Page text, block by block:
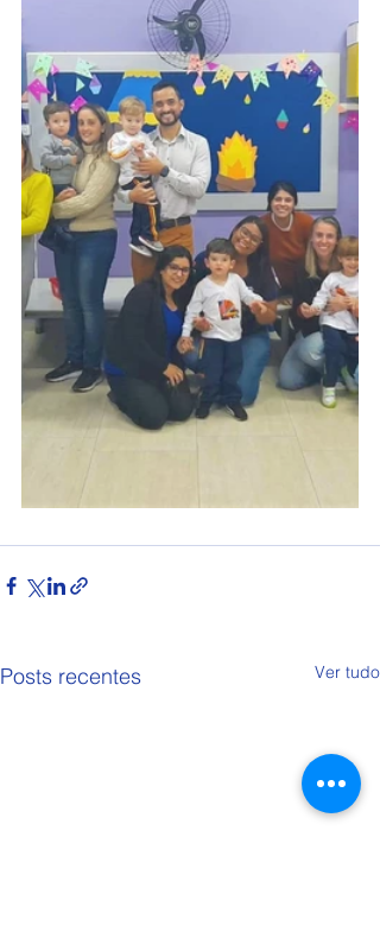
Posts recentes Ver tudo